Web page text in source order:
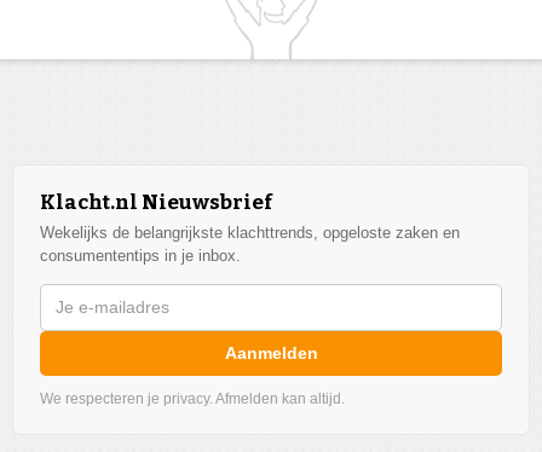
Klacht.nl Nieuwsbrief
Wekelijks de belangrijkste klachttrends, opgeloste zaken en
consumententips in je inbox.
Aanmelden
We respecteren je privacy. Afmelden kan altijd.